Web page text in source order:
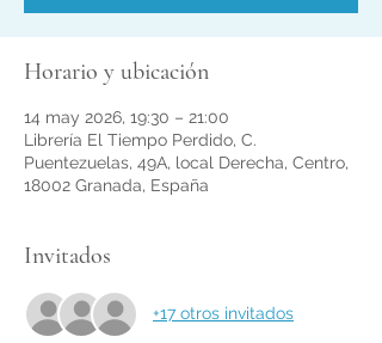
Horario y ubicación
14 may 2026, 19:30 – 21:00
Librería El Tiempo Perdido, C.
Puentezuelas, 49A, local Derecha, Centro,
18002 Granada, España
Invitados
+17 otros invitados